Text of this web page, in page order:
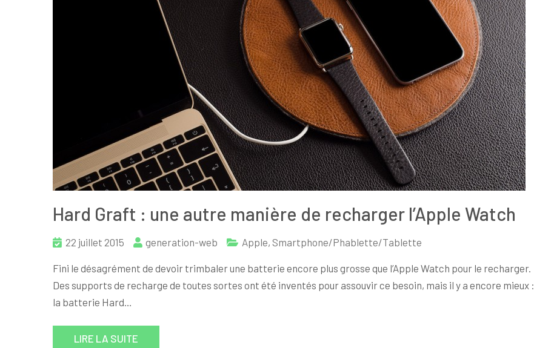
Hard Graft : une autre manière de recharger l’Apple Watch
22 juillet 2015 generation-web Apple, Smartphone/Phablette/Tablette
Fini le désagrément de devoir trimbaler une batterie encore plus grosse que l’Apple Watch pour le recharger.
Des supports de recharge de toutes sortes ont été inventés pour assouvir ce besoin, mais il y a encore mieux :
la batterie Hard…
LIRE LA SUITE